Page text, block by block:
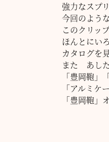
強力なスプ
今回のよう
このクリッ
ほんとにい
カタログを
また あし
「豊岡鞄
「アルミケ
「豊岡鞄」